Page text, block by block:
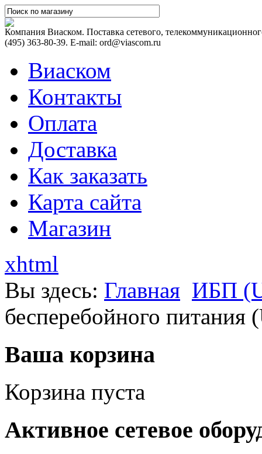
Компания Виаском. Поставка сетевого,
(495) 363-80-39. E-mail: ord@viascom.ru
Виаском
Контакты
Оплата
Доставка
Как заказать
Карта сайта
Магазин
xhtml
Вы здесь: Главная ИБП
бесперебойного
Ваша корзина
Корзина пуста
Активное сетевое